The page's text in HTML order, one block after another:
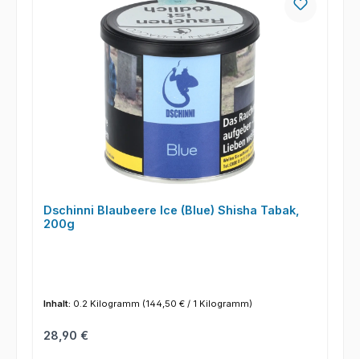
Dschinni Blaubeere Ice (Blue) Shisha Tabak,
200g
Inhalt: 0.2 Kilogramm (144,50 € / 1 Kilogramm)
Regulärer Preis:
28,90 €